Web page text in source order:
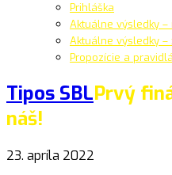
Prihláška
Aktuálne výsledky –
Aktuálne výsledky –
Propozície a pravidlá
Tipos SBLPrvý
náš!
23. apríla 2022